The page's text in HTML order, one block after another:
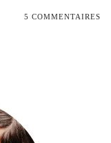
5 COMMENTAIRES